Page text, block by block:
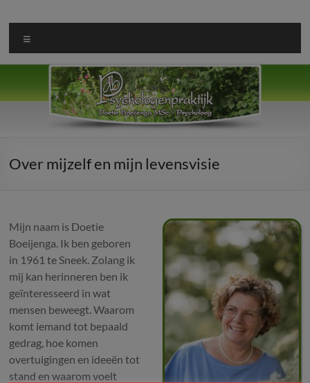
naarDoetie
Boeijenga
Psychologenpraktijk
Psychologenpraktijk
Over mijzelf en mijn levensvisie
Mijn naam is Doetie
Boeijenga. Ik ben geboren
in 1961 te Sneek. Zolang ik
mij kan herinneren ben ik
geïnteresseerd in wat
mensen beweegt. Waarom
komt iemand tot bepaald
gedrag, hoe komen
overtuigingen en ideeën tot
stand en waarom voelt